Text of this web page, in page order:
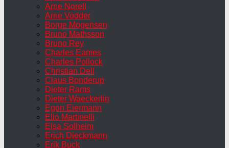
Arne Norell
Arne Vodder
Borge Mogensen
Bruno Mathsson
Bruno Rey
Charles Eames
Charles Pollock
Christian Dell
Claus Bonderup
Dieter Rams
Dieter Waeckerlin
Egon Eiermann
Elio Martinelli
Elsa Solheim
Erich Dieckmann
Erik Buck